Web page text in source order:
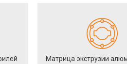
Матрица экструзии